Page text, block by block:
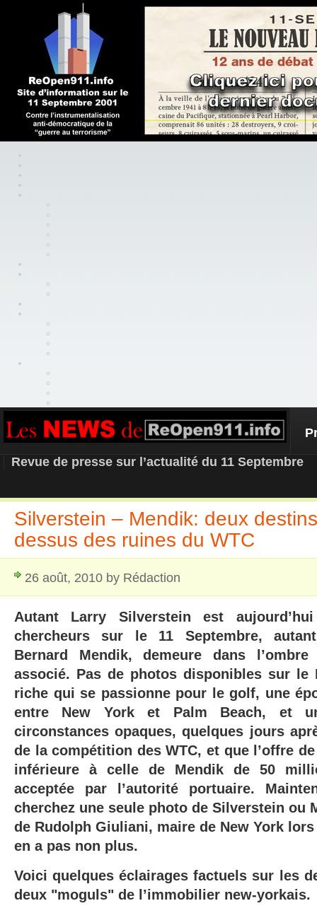
REOPEN911 – NEWS
Revue de presse sur l’actualité du 11 Septembre
Silverstein – Mendik: deux
dessus des ruines du WTC
26 août, 2010 by Rédaction
Autant Larry Silverstein est
chercheurs sur le 11 Septembre,
Bernard Mendik, demeure dans
associé. Pas de photos disponibles sur le
riche qui se passionne pour le golf, une
entre New York et Palm Beach, et
circonstances opaques, quelques jours
de la compétition des WTC, et que l’offre
inférieure à celle de Mendik de 50
acceptée par l’autorité portuaire.
cherchez une seule photo de Silverstein ou
de Rudolph Giuliani, maire de New York
en a pas non plus.
Voici quelques éclairages factuels sur les
deux "moguls" de l’immobilier new-yorkais.